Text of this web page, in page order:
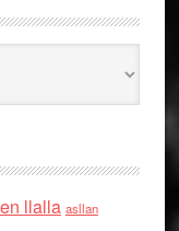
llalla asllan